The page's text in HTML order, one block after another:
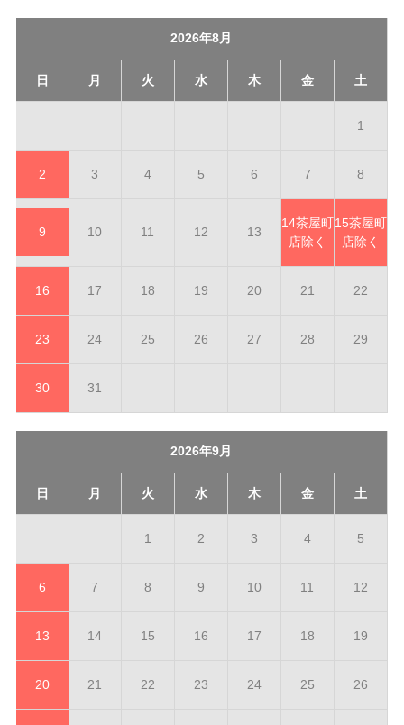
2026年8月
日 月 火 水 木 金 土
1
2 3 4 5 6 7 8
9 10 11 12 13
14茶屋町
店除く
15茶屋町
店除く
16 17 18 19 20 21 22
23 24 25 26 27 28 29
30 31
2026年9月
日 月 火 水 木 金 土
1 2 3 4 5
6 7 8 9 10 11 12
13 14 15 16 17 18 19
20 21 22 23 24 25 26